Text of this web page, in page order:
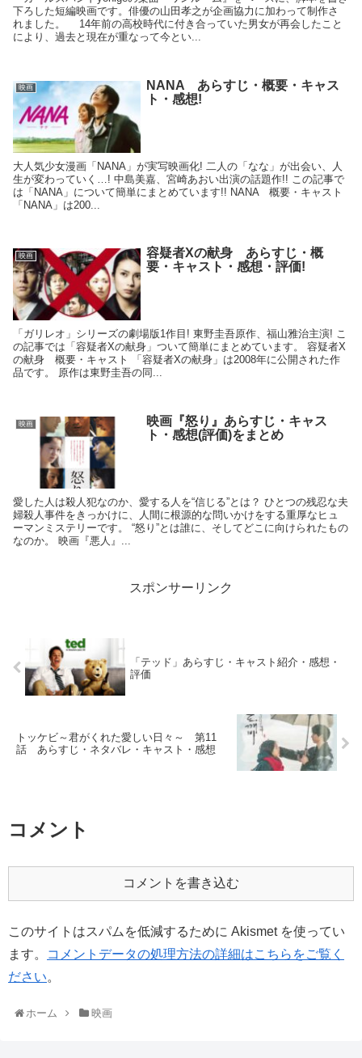
下ろした短編映画です。俳優の山田孝之が企画協力に加わって制作さ
れました。 14年前の高校時代に付き合っていた男女が再会したこと
により、過去と現在が重なって今とい...
映画
NANA あらすじ・概要・キャス
ト・感想!
大人気少女漫画「NANA」が実写映画化! 二人の「なな」が出会い、人
生が変わっていく…! 中島美嘉、宮崎あおい出演の話題作!! この記事で
は「NANA」について簡単にまとめています!! NANA 概要・キャスト
「NANA」は200...
映画
容疑者Xの献身 あらすじ・概
要・キャスト・感想・評価!
「ガリレオ」シリーズの劇場版1作目! 東野圭吾原作、福山雅治主演! こ
の記事では「容疑者Xの献身」ついて簡単にまとめています。 容疑者X
の献身 概要・キャスト 「容疑者Xの献身」は2008年に公開された作
品です。 原作は東野圭吾の同...
映画
映画『怒り』あらすじ・キャス
ト・感想(評価)をまとめ
愛した人は殺人犯なのか、愛する人を“信じる”とは？ ひとつの残忍な夫
婦殺人事件をきっかけに、人間に根源的な問いかけをする重厚なヒュ
ーマンミステリーです。 “怒り”とは誰に、そしてどこに向けられたもの
なのか。 映画『悪人』...
スポンサーリンク
「テッド」あらすじ・キャスト紹介・感想・
評価
トッケビ～君がくれた愛しい日々～ 第11
話 あらすじ・ネタバレ・キャスト・感想
コメント
コメントを書き込む
このサイトはスパムを低減するために Akismet を使ってい
ます。
コメントデータの処理方法の詳細はこちらをご覧く
ださい。
ホーム 映画